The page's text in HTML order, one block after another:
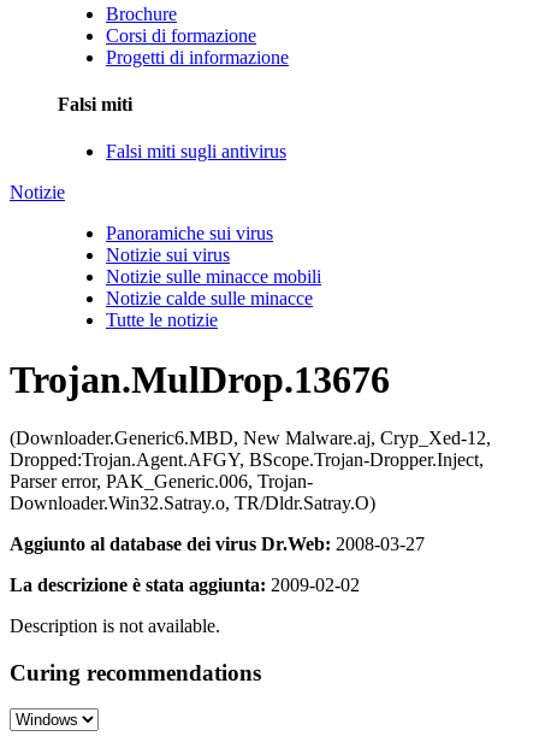
Brochure
Corsi di formazione
Progetti di informazione
Falsi miti
Falsi miti sugli antivirus
Notizie
Panoramiche sui virus
Notizie sui virus
Notizie sulle minacce mobili
Notizie calde sulle minacce
Tutte le notizie
Trojan.MulDrop.13676
(Downloader.Generic6.MBD, New Malware.aj, Cryp_Xed-12,
Dropped:Trojan.Agent.AFGY, BScope.Trojan-Dropper.Inject,
Parser error, PAK_Generic.006, Trojan-
Downloader.Win32.Satray.o, TR/Dldr.Satray.O)
Aggiunto al database dei virus Dr.Web: 2008-03-27
La descrizione è stata aggiunta: 2009-02-02
Description is not available.
Curing recommendations